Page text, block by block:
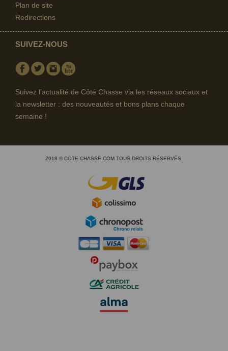
Plan de site
Redirections
SUIVEZ-NOUS
Facebook
TwitterInstagram
Suivez l'actualité de Côté Chasse via les réseaux sociaux et
la newsletter : des nouveautés et bons plans chaque
semaine !
2018 © COTE-CHASSE.COM TOUS DROITS RÉSERVÉS.